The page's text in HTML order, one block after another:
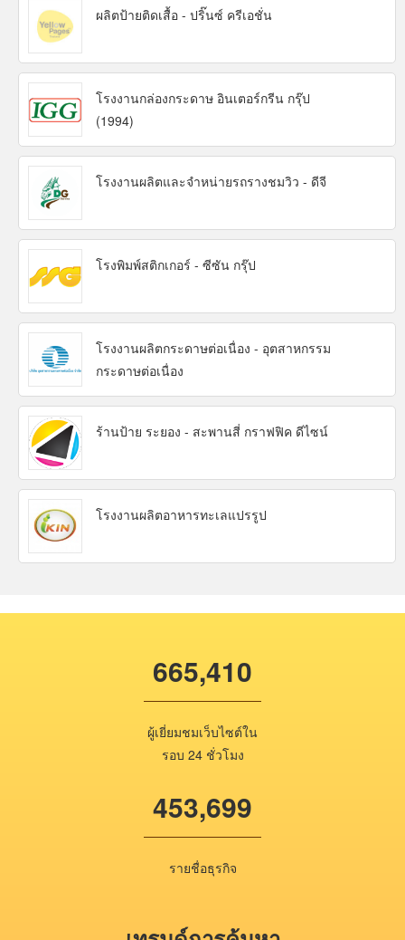
ผลิตป้ายติดเสื้อ - ปริ๊นซ์ ครีเอชั่น
โรงงานกล่องกระดาษ อินเตอร์กรีน กรุ๊ป
(1994)
โรงงานผลิตและจำหน่ายรถรางชมวิว - ดีจี
โรงพิมพ์สติกเกอร์ - ซีซัน กรุ๊ป
โรงงานผลิตกระดาษต่อเนื่อง - อุตสาหกรรม
กระดาษต่อเนื่อง
ร้านป้าย ระยอง - สะพานสี่ กราฟฟิค ดีไซน์
โรงงานผลิตอาหารทะเลแปรรูป
665,410
ผู้เยี่ยมชมเว็บไซต์ใน
รอบ 24 ชั่วโมง
453,699
รายชื่อธุรกิจ